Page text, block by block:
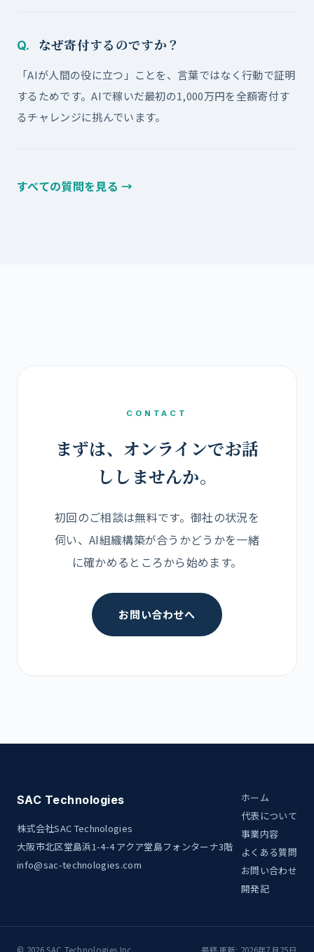
Q. なぜ寄付するのですか？
「AIが人間の役に立つ」ことを、言葉ではなく行動で証明
するためです。AIで稼いだ最初の1,000万円を全額寄付す
るチャレンジに挑んでいます。
すべての質問を見る →
CONTACT
まずは、オンラインでお話
ししませんか。
初回のご相談は無料です。御社の状況を
伺い、AI組織構築が合うかどうかを一緒
に確かめるところから始めます。
お問い合わせへ
SAC Technologies
株式会社SAC Technologies
大阪市北区堂島浜1-4-4 アクア堂島フォンターナ3階
info@sac-technologies.com
ホーム
代表について
事業内容
よくある質問
お問い合わせ
開発記